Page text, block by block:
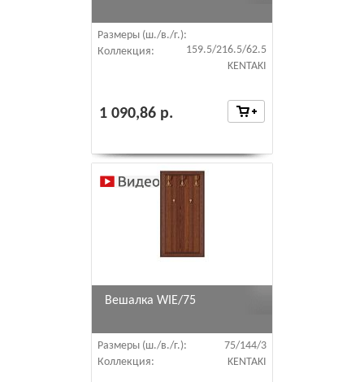
Размеры (ш./в./г.):
159.5/216.5/62.5
Коллекция:
KENTAKI
1 090,86 р.
Вешалка WIE/75
Размеры (ш./в./г.):
75/144/3
Коллекция:
KENTAKI